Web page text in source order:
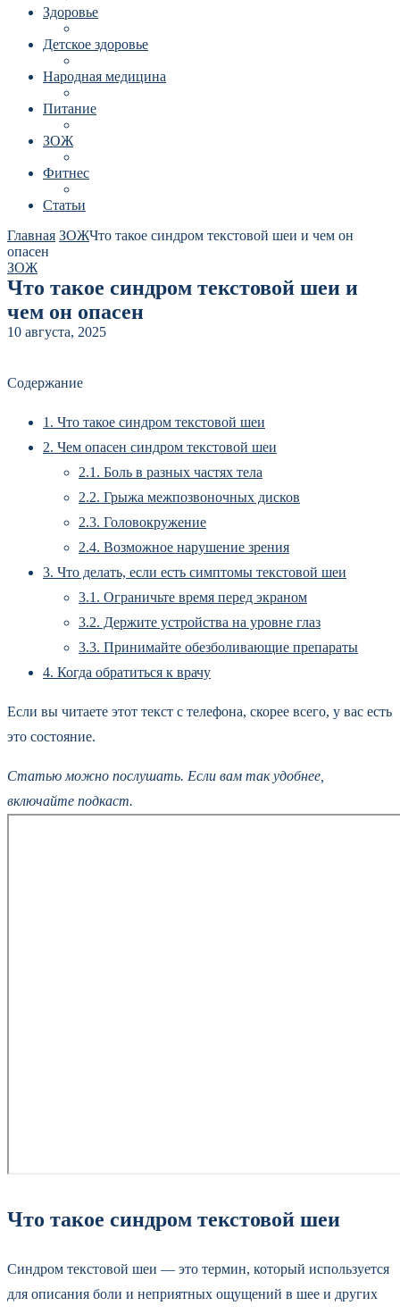
Здоровье
Детское здоровье
Народная медицина
Питание
ЗОЖ
Фитнес
Статьи
Главная ЗОЖЧто такое синдром текстовой шеи и чем он
опасен
ЗОЖ
Что такое синдром текстовой шеи и
чем он опасен
10 августа, 2025
Содержание
1. Что такое синдром текстовой шеи
2. Чем опасен синдром текстовой шеи
2.1. Боль в разных частях тела
2.2. Грыжа межпозвоночных дисков
2.3. Головокружение
2.4. Возможное нарушение зрения
3. Что делать, если есть симптомы текстовой шеи
3.1. Ограничьте время перед экраном
3.2. Держите устройства на уровне глаз
3.3. Принимайте обезболивающие препараты
4. Когда обратиться к врачу
Если вы читаете этот текст с телефона, скорее всего, у вас есть
это состояние.
Статью можно послушать. Если вам так удобнее,
включайте подкаст.
Что такое синдром текстовой шеи
Синдром текстовой шеи — это термин, который используется
для описания боли и неприятных ощущений в шее и других